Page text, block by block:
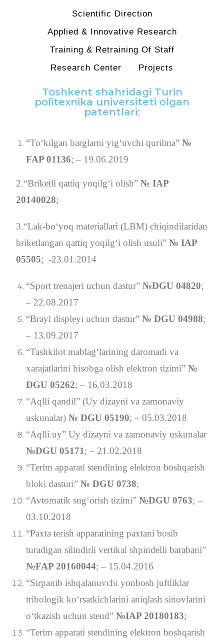
Scientific Direction
Applied & Innovative Research
Training & Retraining Of Staff
Research Center
Projects
Toshkent shahridagi Turin
politexnika universiteti olgan
patentlari:
“To‘kilgan barglarni yig‘uvchi qurilma”№
FAP 01136; – 19.06.2019
2.“Briketli qattiq yoqilg‘i olish”№ IAP
20140028;
3.“Lak-boʻyoq materiallari (LBM) chiqindilaridan
briketlangan qattiq yoqilg‘i olish usuli”№ IAP
05505; -23.01.2014
“Sport trenajeri uchun dastur”№DGU 04820;
– 22.08.2017
“Brayl displeyi uchun dastur”№ DGU 04988;
– 13.09.2017
“Tashkilot mablag‘larining daromadi va
xarajatlarini hisobga olish elektron tizimi”№
DGU 05262; – 16.03.2018
“Aqlli qandil” (Uy dizayni va zamonaviy
uskunalar)№ DGU 05190; – 05.03.2018
“Aqlli uy” Uy dizayni va zamonaviy uskunalar
№DGU 05171; – 21.02.2018
“Terim apparati stendining elektron boshqarish
bloki dasturi”№ DGU 0738;
“Avtomatik sug‘orish tizimi”№DGU 0763; –
03.10.2018
“Paxta terish apparatining paxtani bosib
turadigan silindirli vertikal shpindelli barabani”
№FAP 20160044; – 15.04.2016
“Sirpanib ishqalanuvchi yonbosh juftliklar
tribologik ko‘rsatkichlarini aniqlash sinovlarini
o‘tkazish uchun stend”№IAP 20180183;
“Terim apparati stendining elektron boshqarish